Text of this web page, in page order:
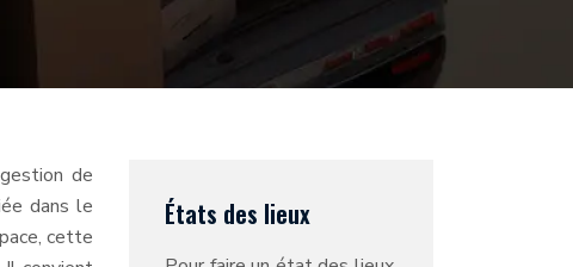
de
dans le
cette
États des lieux